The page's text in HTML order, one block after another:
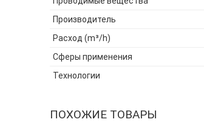
Производитель
Расход (m³/h)
Сферы применения
Технологии
ПОХОЖИЕ ТОВАРЫ